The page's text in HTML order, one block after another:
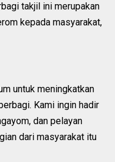
takjil ini merupakan
kepada masyarakat,
untuk meningkatkan
Kami ingin hadir
dan pelayan
dari masyarakat itu